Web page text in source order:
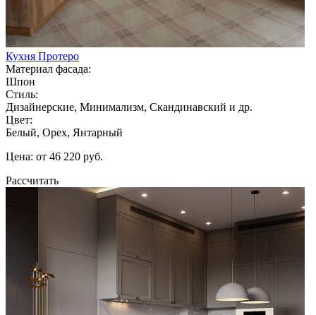
Кухня Протеро
Материал фасада:
Шпон
Стиль:
Дизайнерские, Минимализм, Скандинавский и др.
Цвет:
Белый, Орех, Янтарный
Цена: от 46 220 руб.
Рассчитать